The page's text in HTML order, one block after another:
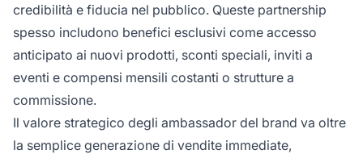
credibilità e fiducia nel pubblico. Queste partnership
spesso includono benefici esclusivi come accesso
anticipato ai nuovi prodotti, sconti speciali, inviti a
eventi e compensi mensili costanti o strutture a
commissione.
Il valore strategico degli ambassador del brand va oltre
la semplice generazione di vendite immediate,